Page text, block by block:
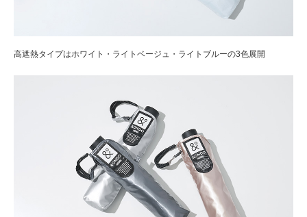
高遮熱タイプはホワイト・ライトベージュ・ライトブルーの3色展開